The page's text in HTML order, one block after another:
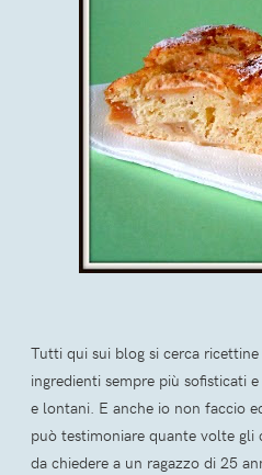
Tutti qui sui blog si cerca
ingredienti sempre più sofisticati
e lontani. E anche io non faccio
può testimoniare quante volte gli
da chiedere a un ragazzo di 25